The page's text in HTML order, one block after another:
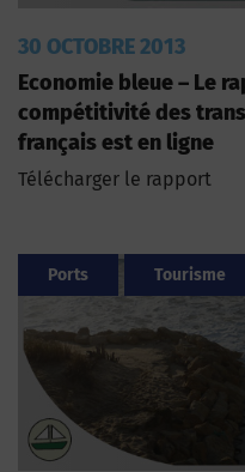
30 OCTOBRE 2013
Economie bleue – Le
compétitivité des
français est en ligne
Télécharger le rapport
Ports Tourisme